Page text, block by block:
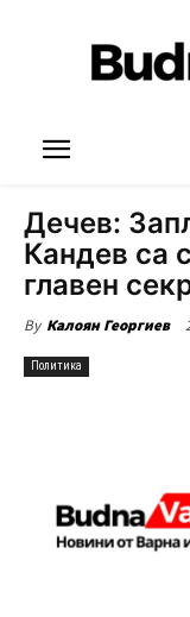
Дечев:
Кандев са
главен
By Калоян Георгиев
Политика